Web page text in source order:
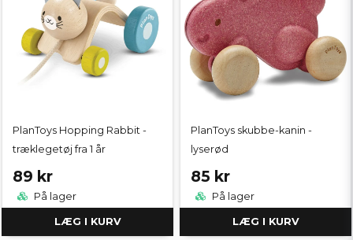
PlanToys Hopping Rabbit -
træklegetøj fra 1 år
89 kr
På lager
LÆG I KURV
PlanToys skubbe-kanin -
lyserød
85 kr
På lager
LÆG I KURV